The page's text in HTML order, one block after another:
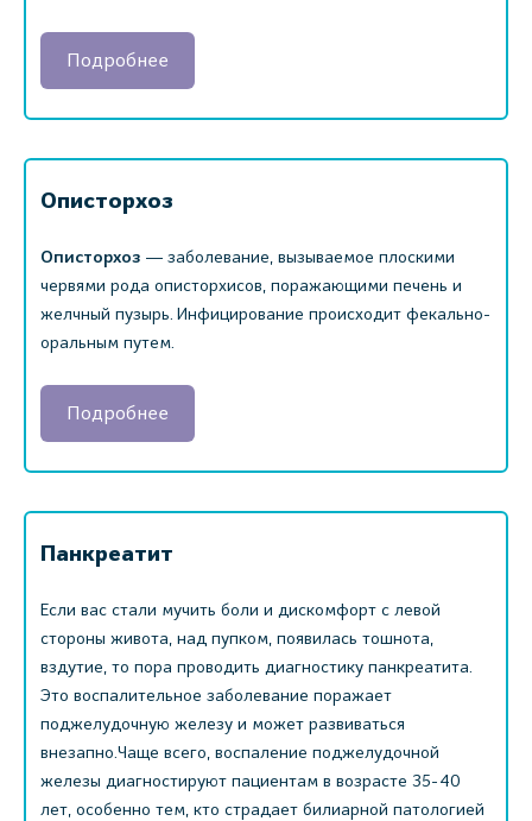
Подробнее
Описторхоз
Описторхоз ― заболевание, вызываемое плоскими
червями рода описторхисов, поражающими печень и
желчный пузырь. Инфицирование происходит фекально-
оральным путем.
Подробнее
Панкреатит
Если вас стали мучить боли и дискомфорт с левой
стороны живота, над пупком, появилась тошнота,
вздутие, то пора проводить диагностику панкреатита.
Это воспалительное заболевание поражает
поджелудочную железу и может развиваться
внезапно.Чаще всего, воспаление поджелудочной
железы диагностируют пациентам в возрасте 35-40
лет, особенно тем, кто страдает билиарной патологией